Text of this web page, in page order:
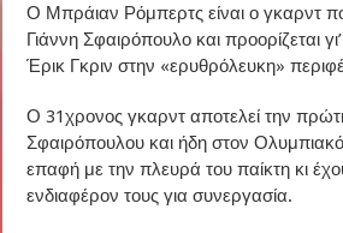
Ο Μπράιαν Ρόμπερτς είναι ο γκαρντ
Γιάννη Σφαιρόπουλο και προορίζεται
Έρικ Γκριν στην «ερυθρόλευκη»
Ο 31χρονος γκαρντ αποτελεί την
Σφαιρόπουλου και ήδη στον Ολυμπιακό
επαφή με την πλευρά του παίκτη κι
ενδιαφέρον τους για συνεργασία.